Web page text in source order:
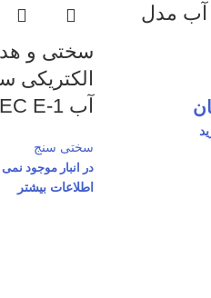
مدل
سختی و
الکتریکی
آب TDS&EC E-1
سختی سنج
در انبار موجود
اطلاعات بیشتر